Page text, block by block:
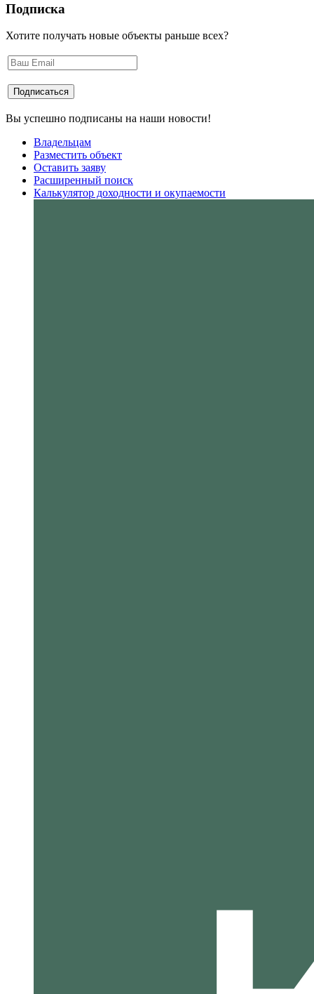
Подписка
Хотите получать новые объекты раньше всех?
Вы успешно подписаны на наши новости!
Владельцам
Разместить объект
Оставить заяву
Расширенный поиск
Калькулятор доходности и окупаемости